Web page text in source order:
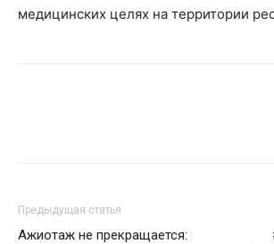
медицинских целях на территории
Предыдущая статья
Ажиотаж не прекращается: